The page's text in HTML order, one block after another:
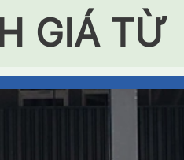
GIÁ TỪ